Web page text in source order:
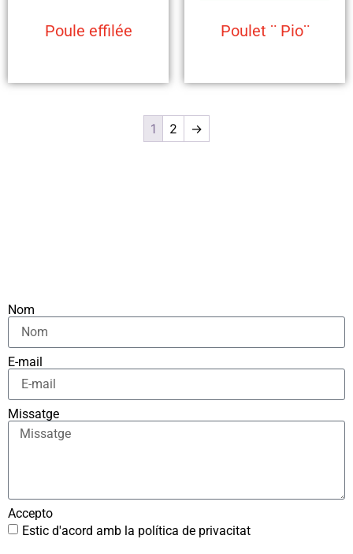
Poule effilée Poulet ¨ Pio¨
1 2 →
Nom
E-mail
Missatge
Accepto
Estic d'acord amb la política de privacitat